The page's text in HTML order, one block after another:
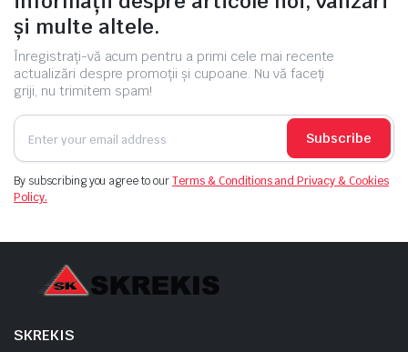
și multe altele.
Înregistrați-vă acum pentru a primi cele mai recente
actualizări despre promoții și cupoane. Nu vă faceți
griji, nu trimitem spam!
Subscribe
By subscribing you agree to ourTerms & Conditions and Privacy & Cookies
Policy.
SKREKIS